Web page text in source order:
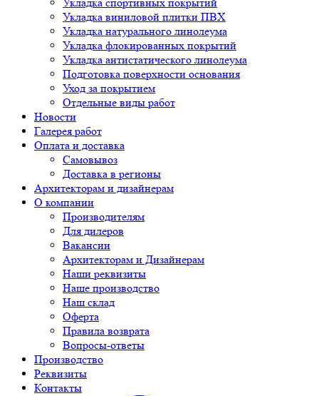
Укладка виниловой плитки ПВХ
Укладка натурального линолеума
Укладка флокированных покрытий
Укладка антистатического линолеума
Подготовка поверхности основания
Уход за покрытием
Отдельные виды работ
Новости
Галерея работ
Оплата и доставка
Самовывоз
Доставка в регионы
Архитекторам и дизайнерам
О компании
Производителям
Для дилеров
Вакансии
Архитекторам и Дизайнерам
Наши реквизиты
Наше производство
Наш склад
Оферта
Правила возврата
Вопросы-ответы
Производство
Реквизиты
Контакты